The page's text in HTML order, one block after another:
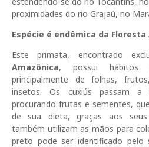
proximidades do rio Grajaú, no
Espécie é endêmica da
Este primata, encontrado
Amazônica, possui hábitos
principalmente de folhas,
insetos. Os cuxiús passam
procurando frutas e sementes,
de sua dieta, graças aos seus
também utilizam as mãos para
preto pode ser identificado pelo